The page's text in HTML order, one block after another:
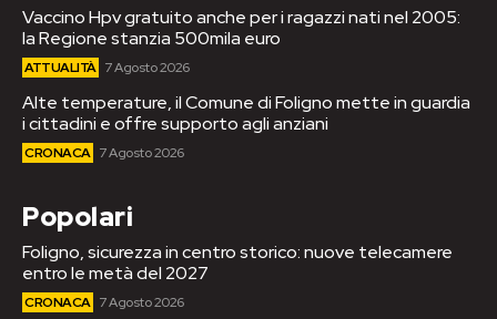
Vaccino Hpv gratuito anche per i ragazzi nati nel 2005:
la Regione stanzia 500mila euro
ATTUALITÀ 7 Agosto 2026
Alte temperature, il Comune di Foligno mette in guardia
i cittadini e offre supporto agli anziani
CRONACA 7 Agosto 2026
Popolari
Foligno, sicurezza in centro storico: nuove telecamere
entro le metà del 2027
CRONACA 7 Agosto 2026